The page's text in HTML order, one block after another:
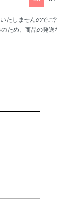
たしませんのでご
ため、商品の発